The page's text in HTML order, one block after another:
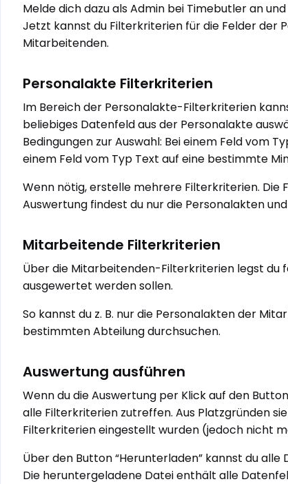
Melde dich dazu als Admin bei Timebutler an
Jetzt kannst du Filterkriterien für die Felder der
Mitarbeitenden.
Personalakte Filterkriterien
Im Bereich der Personalakte-Filterkriterien
beliebiges Datenfeld aus der Personalakte
Bedingungen zur Auswahl: Bei einem Feld vom
einem Feld vom Typ Text auf eine bestimmte
Wenn nötig, erstelle mehrere Filterkriterien. Die
Auswertung findest du nur die Personalakten
Mitarbeitende Filterkriterien
Über die Mitarbeitenden-Filterkriterien legst
ausgewertet werden sollen.
So kannst du z. B. nur die Personalakten der
bestimmten Abteilung durchsuchen.
Auswertung ausführen
Wenn du die Auswertung per Klick auf den
alle Filterkriterien zutreffen. Aus Platzgründen
Filterkriterien eingestellt wurden (jedoch nicht
Über den Button “Herunterladen” kannst du
Die heruntergeladene Datei enthält alle